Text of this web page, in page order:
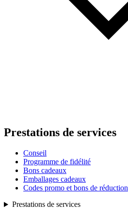
Prestations de services
Conseil
Programme de fidélité
Bons cadeaux
Emballages cadeaux
Codes promo et bons de réduction
Prestations de services